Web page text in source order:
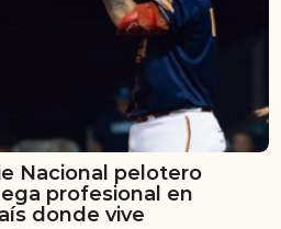
Nacional pelotero
profesional en
donde vive